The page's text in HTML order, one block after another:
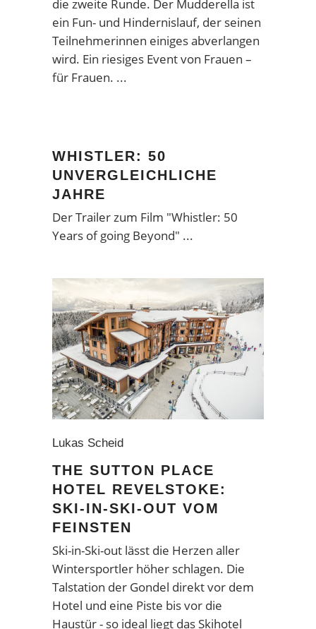
die zweite Runde. Der Mudderella ist
ein Fun- und Hindernislauf, der seinen
Teilnehmerinnen einiges abverlangen
wird. Ein riesiges Event von Frauen –
für Frauen.
WHISTLER: 50
UNVERGLEICHLICHE
JAHRE
Der Trailer zum Film "Whistler: 50
Years of going Beyond"
Lukas Scheid
THE SUTTON PLACE
HOTEL REVELSTOKE:
SKI-IN-SKI-OUT VOM
FEINSTEN
Ski-in-Ski-out lässt die Herzen aller
Wintersportler höher schlagen. Die
Talstation der Gondel direkt vor dem
Hotel und eine Piste bis vor die
Haustür - so ideal liegt das Skihotel